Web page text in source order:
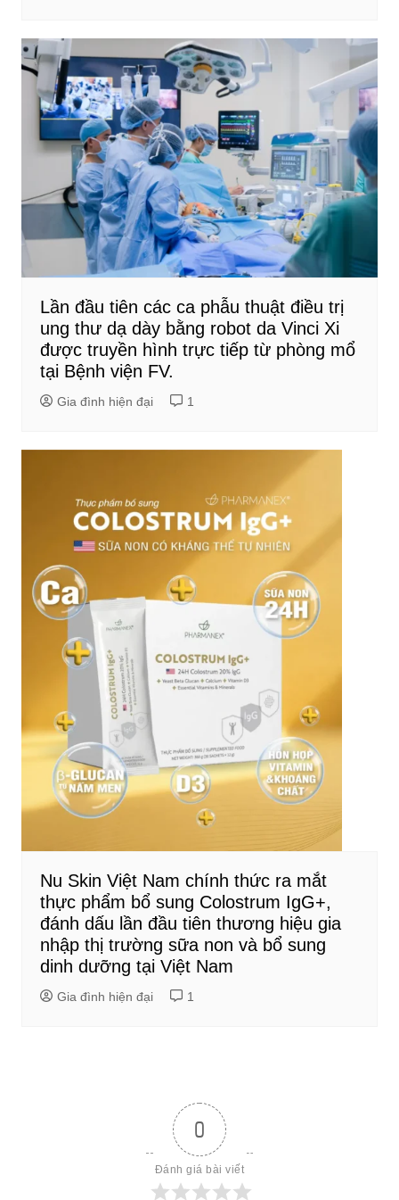
Lần đầu tiên các ca phẫu thuật điều trị
ung thư dạ dày bằng robot da Vinci Xi
được truyền hình trực tiếp từ phòng mổ
tại Bệnh viện FV.
Gia đình hiện đại 1
Nu Skin Việt Nam chính thức ra mắt
thực phẩm bổ sung Colostrum IgG+,
đánh dấu lần đầu tiên thương hiệu gia
nhập thị trường sữa non và bổ sung
dinh dưỡng tại Việt Nam
Gia đình hiện đại 1
0
Đánh giá bài viết